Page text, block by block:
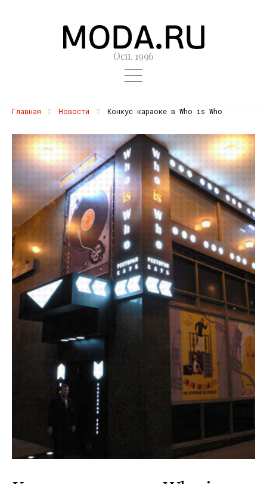
Осн. 1996
Главная Новости Конкус караоке в Who is Who